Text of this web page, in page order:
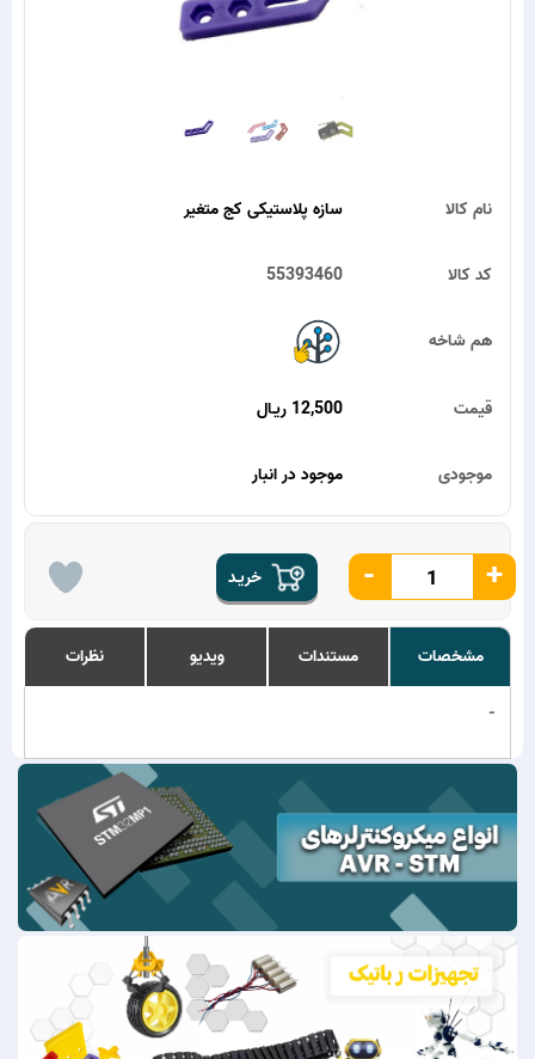
سازه پلاستیکی کج متغیر نام کالا
55393460 کد کالا
هم شاخه
12,500 ریـال قیمت
موجود در انبار موجودی
خریـد - +
مشخصات مستندات ویدیو نظرات
-